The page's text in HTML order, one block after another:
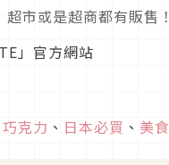
市或是超商都有販售！
」官方網站
巧克力 、 日本必買 、 美食